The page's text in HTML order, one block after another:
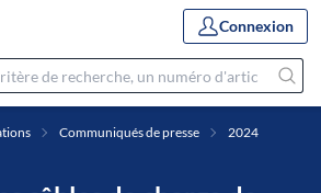
Connexion
Communiqués de presse 2024